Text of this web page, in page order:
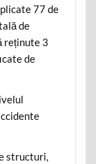
77 de
de
reținute 3
de
structuri,